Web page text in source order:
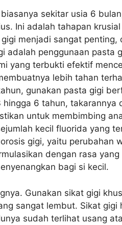
sekitar usia 6
Ini adalah tahapan
menjadi sangat penting,
adalah penggunaan pasta
yang terbukti efektif
lebih tahan
gunakan pasta gigi
6 tahun, takarannya
untuk membimbing
kecil fluorida yang
gigi, yaitu perubahan
dengan rasa
bagi si kecil.
Gunakan sikat gigi
sangat lembut. Sikat
sudah terlihat usang